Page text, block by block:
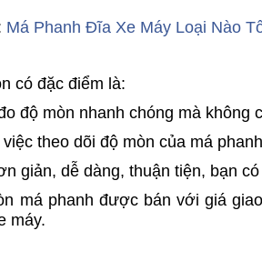
Má Phanh Đĩa Xe Máy Loại Nào
có đặc điểm là:
độ mòn nhanh chóng mà không
theo dõi độ mòn của má
giản, dễ dàng, thuận tiện, bạn
má phanh được bán với giá
máy.